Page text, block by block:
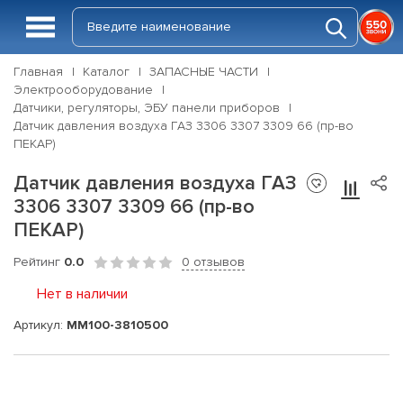
Главная Каталог
ЗАПАСНЫЕ ЧАСТИ
Электрооборудование
Датчики, регуляторы, ЭБУ панели приборов
Датчик давления воздуха ГАЗ 3306 3307 3309 66 (пр-во
ПЕКАР)
Датчик давления воздуха ГАЗ
3306 3307 3309 66 (пр-во
ПЕКАР)
Рейтинг 0.0 0 отзывов
Нет в наличии
Артикул: ММ100-3810500